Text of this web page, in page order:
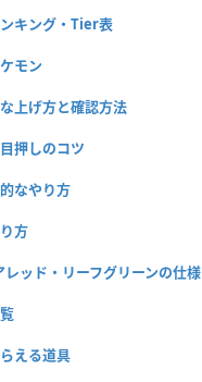
キング・Tier表
モン
上げ方と確認方法
押しのコツ
なやり方
方
ッド・リーフグリーンの仕様
える道具